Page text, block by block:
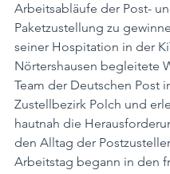
Arbeitsabläufe der Post-
Paketzustellung zu
seiner Hospitation in der
Nörtershausen begleitete
Team der Deutschen Post
Zustellbezirk Polch und
hautnah die
den Alltag der
Arbeitstag begann in den